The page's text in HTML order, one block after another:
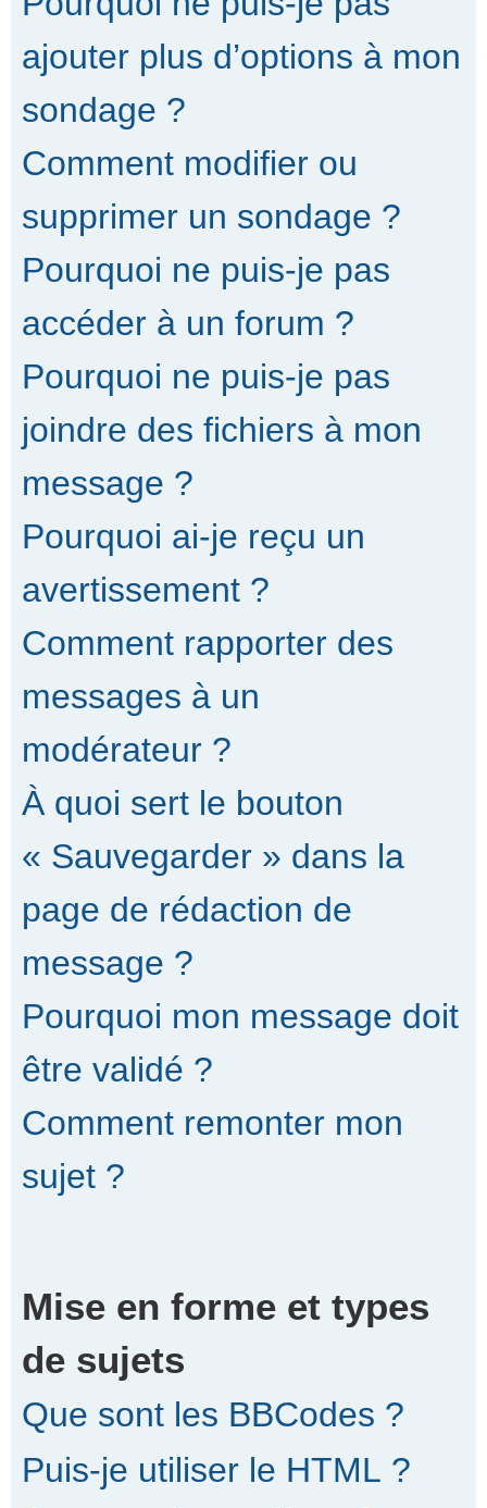
ajouter plus d’options à mon
sondage ?
Comment modifier ou
supprimer un sondage ?
Pourquoi ne puis-je pas
accéder à un forum ?
Pourquoi ne puis-je pas
joindre des fichiers à mon
message ?
Pourquoi ai-je reçu un
avertissement ?
Comment rapporter des
messages à un
modérateur ?
À quoi sert le bouton
« Sauvegarder » dans la
page de rédaction de
message ?
Pourquoi mon message doit
être validé ?
Comment remonter mon
sujet ?
Mise en forme et types
de sujets
Que sont les BBCodes ?
Puis-je utiliser le HTML ?